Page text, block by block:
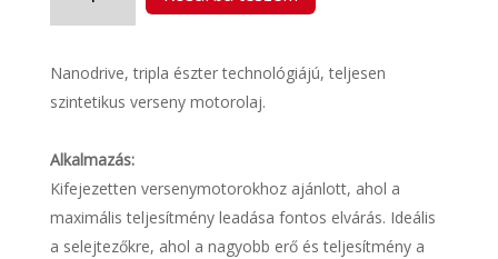
NT+
mennyiség
Nanodrive, tripla észter technológiájú, teljesen
szintetikus verseny motorolaj.
Alkalmazás:
Kifejezetten versenymotorokhoz ajánlott, ahol a
maximális teljesítmény leadása fontos elvárás. Ideális
a selejtezőkre, ahol a nagyobb erő és teljesítmény a